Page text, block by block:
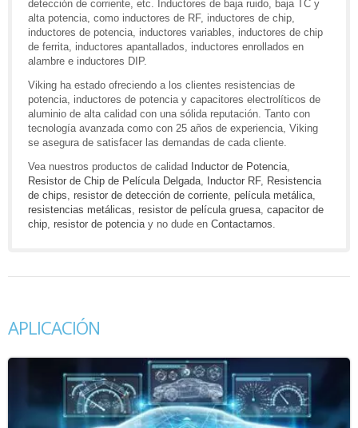
detección de corriente, etc. Inductores de baja ruido, baja TC y
alta potencia, como inductores de RF, inductores de chip,
inductores de potencia, inductores variables, inductores de chip
de ferrita, inductores apantallados, inductores enrollados en
alambre e inductores DIP.
Viking ha estado ofreciendo a los clientes resistencias de
potencia, inductores de potencia y capacitores electrolíticos de
aluminio de alta calidad con una sólida reputación. Tanto con
tecnología avanzada como con 25 años de experiencia, Viking
se asegura de satisfacer las demandas de cada cliente.
Vea nuestros productos de calidad
Inductor de Potencia,
Resistor de Chip de Película Delgada, Inductor RF, Resistencia
de chips, resistor de detección de corriente, película metálica,
resistencias metálicas, resistor de película gruesa, capacitor de
chip, resistor de potenciay no dude en Contactarnos.
APLICACIÓN